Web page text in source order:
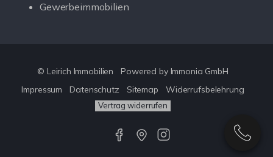
Gewerbeimmobilien
© Leirich Immobilien
Powered by Immonia GmbH
Impressum
Datenschutz Sitemap Widerrufsbelehrung
Vertrag widerrufen